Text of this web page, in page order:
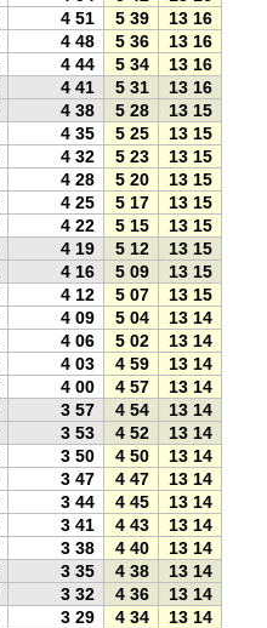
4 51 5 39 13 16
4 48 5 36 13 16
4 44 5 34 13 16
4 41 5 31 13 16
4 38 5 28 13 15
4 35 5 25 13 15
4 32 5 23 13 15
4 28 5 20 13 15
4 25 5 17 13 15
4 22 5 15 13 15
4 19 5 12 13 15
4 16 5 09 13 15
4 12 5 07 13 15
4 09 5 04 13 14
4 06 5 02 13 14
4 03 4 59 13 14
4 00 4 57 13 14
3 57 4 54 13 14
3 53 4 52 13 14
3 50 4 50 13 14
3 47 4 47 13 14
3 44 4 45 13 14
3 41 4 43 13 14
3 38 4 40 13 14
3 35 4 38 13 14
3 32 4 36 13 14
3 29 4 34 13 14